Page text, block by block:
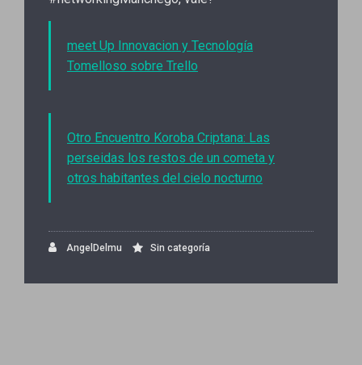
meet Up Innovacion y Tecnología
Tomelloso sobre Trello
Otro Encuentro Koroba Criptana: Las
perseidas los restos de un cometa y
otros habitantes del cielo nocturno
AngelDelmu Sin categoría